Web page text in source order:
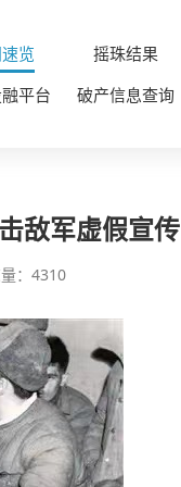
览 摇珠结果
平台 破产信息查询
敌军虚假宣传
：4310